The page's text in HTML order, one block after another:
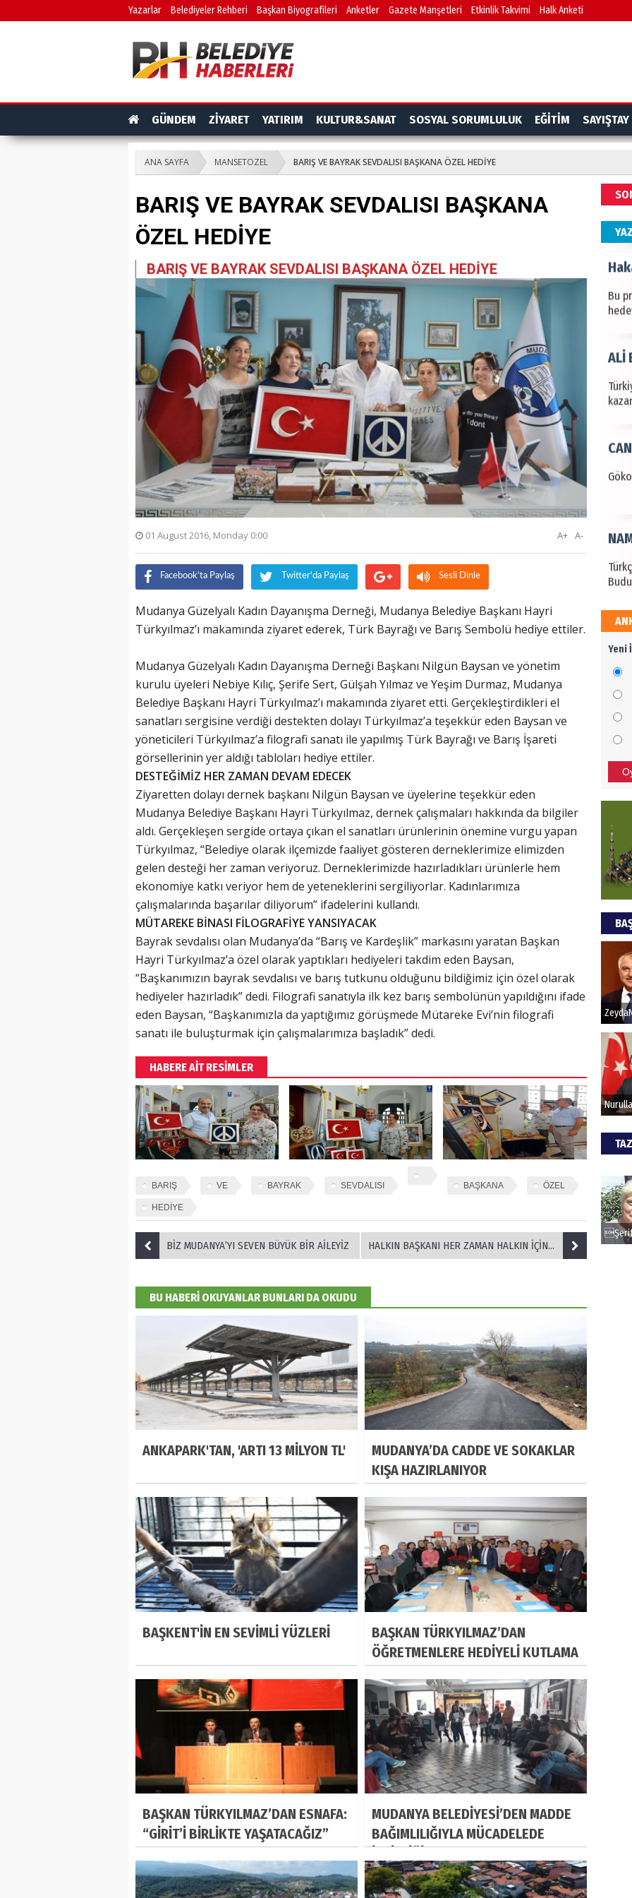
Yazarlar Belediyeler Rehberi Başkan Biyografileri Anketler Gazete Manşetleri Etkinlik Takvimi Halk Anketi
GÜNDEM ZİYARET YATIRIM KULTUR&SANAT SOSYAL SORUMLULUK EĞİTİM SAYIŞTAY
ANA SAYFA MANSETOZEL BARIŞ VE BAYRAK SEVDALISI BAŞKANA ÖZEL HEDİYE
BARIŞ VE BAYRAK SEVDALISI BAŞKANA
ÖZEL HEDİYE
BARIŞ VE BAYRAK SEVDALISI BAŞKANA ÖZEL HEDİYE
01 August 2016, Monday 0:00 A-
A+
Facebook'ta Paylaş Twitter'da Paylaş Sesli Dinle
Mudanya Güzelyalı Kadın Dayanışma Derneği, Mudanya Belediye Başkanı Hayri
Türkyılmaz’ı makamında ziyaret ederek, Türk Bayrağı ve Barış Sembolü hediye ettiler.
Mudanya Güzelyalı Kadın Dayanışma Derneği Başkanı Nilgün Baysan ve yönetim
kurulu üyeleri Nebiye Kılıç, Şerife Sert, Gülşah Yılmaz ve Yeşim Durmaz, Mudanya
Belediye Başkanı Hayri Türkyılmaz’ı makamında ziyaret etti. Gerçekleştirdikleri el
sanatları sergisine verdiği destekten dolayı Türkyılmaz’a teşekkür eden Baysan ve
yöneticileri Türkyılmaz’a filografi sanatı ile yapılmış Türk Bayrağı ve Barış İşareti
görsellerinin yer aldığı tabloları hediye ettiler.
DESTEĞİMİZ HER ZAMAN DEVAM EDECEK
Ziyaretten dolayı dernek başkanı Nilgün Baysan ve üyelerine teşekkür eden
Mudanya Belediye Başkanı Hayri Türkyılmaz, dernek çalışmaları hakkında da bilgiler
aldı. Gerçekleşen sergide ortaya çıkan el sanatları ürünlerinin önemine vurgu yapan
Türkyılmaz, “Belediye olarak ilçemizde faaliyet gösteren derneklerimize elimizden
gelen desteği her zaman veriyoruz. Derneklerimizde hazırladıkları ürünlerle hem
ekonomiye katkı veriyor hem de yeteneklerini sergiliyorlar. Kadınlarımıza
çalışmalarında başarılar diliyorum” ifadelerini kullandı.
MÜTAREKE BİNASI FİLOGRAFİYE YANSIYACAK
Bayrak sevdalısı olan Mudanya’da “Barış ve Kardeşlik” markasını yaratan Başkan
Hayri Türkyılmaz’a özel olarak yaptıkları hediyeleri takdim eden Baysan,
“Başkanımızın bayrak sevdalısı ve barış tutkunu olduğunu bildiğimiz için özel olarak
hediyeler hazırladık” dedi. Filografi sanatıyla ilk kez barış sembolünün yapıldığını ifade
eden Baysan, “Başkanımızla da yaptığımız görüşmede Mütareke Evi’nin filografi
sanatı ile buluşturmak için çalışmalarımıza başladık” dedi.
HABERE AİT RESİMLER
BARIŞ VE BAYRAK SEVDALISI BAŞKANA ÖZEL
HEDİYE
BİZ MUDANYA’YI SEVEN BÜYÜK BİR AİLEYİZ HALKIN BAŞKANI HER ZAMAN HALKIN İÇİNDE
BU HABERİ OKUYANLAR BUNLARI DA OKUDU
ANKAPARK'TAN, 'ARTI 13 MİLYON TL'
MUDANYA’DA CADDE VE SOKAKLAR
KIŞA HAZIRLANIYOR
BAŞKENT'İN EN SEVİMLİ YÜZLERİ
BAŞKAN TÜRKYILMAZ’DAN
ÖĞRETMENLERE HEDİYELİ KUTLAMA
BAŞKAN TÜRKYILMAZ’DAN ESNAFA:
“GİRİT’İ BİRLİKTE YAŞATACAĞIZ”
MUDANYA BELEDİYESİ’DEN MADDE
BAĞIMLILIĞIYLA MÜCADELEDE
Bu
ALİ
Bu
Yeni